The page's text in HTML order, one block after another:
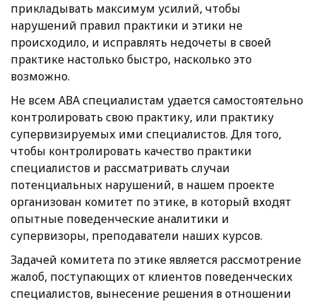
прикладывать максимум усилий, чтобы
нарушений правил практики и этики не
происходило, и исправлять недочеты в своей
практике настолько быстро, насколько это
возможно.
Не всем АВА специалистам удается самостоятельно
контролировать свою практику, или практику
супервизируемых ими специалистов. Для того,
чтобы контролировать качество практики
специалистов и рассматривать случаи
потенциальных нарушений, в нашем проекте
организован комитет по этике, в который входят
опытные поведенческие аналитики и
супервизоры, преподаватели наших курсов.
Задачей комитета по этике является рассмотрение
жалоб, поступающих от клиентов поведенческих
специалистов, вынесение решения в отношении